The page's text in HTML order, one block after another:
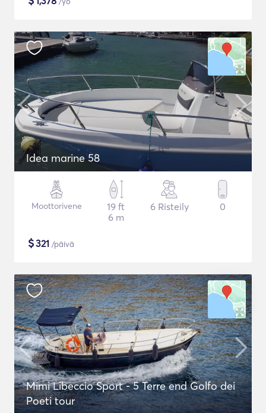
Idea marine 58
Moottorivene
19 ft
6 m
6 Risteily 0
$321 /päivä
Mimi Libeccio Sport - 5 Terre end Golfo dei
Poeti tour